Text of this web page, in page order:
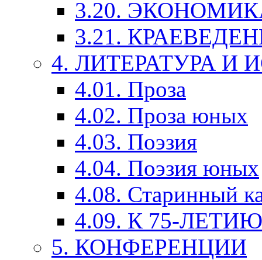
3.20.
3.21.
4. ЛИТЕРАТУРА И
4.01. Проза
4.02. Проза юных
4.03. Поэзия
4.04. Поэзия юных
4.08. Старинный
4.09. К 75-
5. КОНФЕРЕНЦИИ